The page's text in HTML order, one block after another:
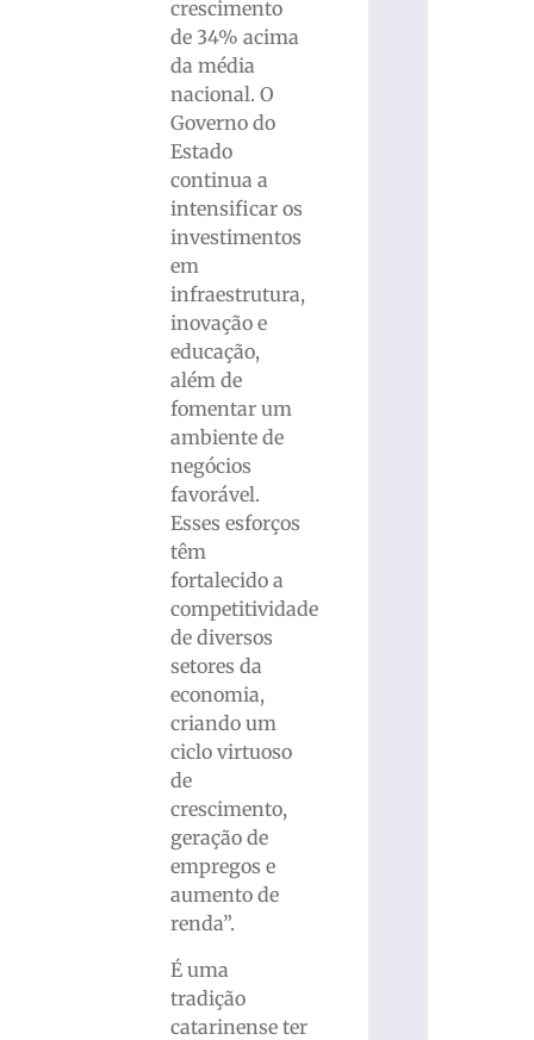
crescimento
de 34% acima
da média
nacional. O
Governo do
Estado
continua a
intensificar os
investimentos
em
infraestrutura,
inovação e
educação,
além de
fomentar um
ambiente de
negócios
favorável.
Esses esforços
têm
fortalecido a
competitividade
de diversos
setores da
economia,
criando um
ciclo virtuoso
de
crescimento,
geração de
empregos e
aumento de
renda”.
É uma
tradição
catarinense ter